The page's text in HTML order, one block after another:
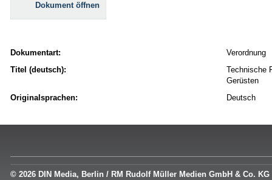
Dokument öffnen
Dokumentart:
Verordnung
Titel (deutsch):
Technische
Gerüsten
Originalsprachen:
Deutsch
© 2026 DIN Media, Berlin / RM Rudolf Müller Medien GmbH & Co. KG